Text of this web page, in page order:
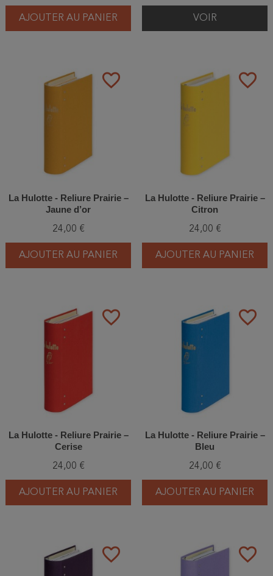
AJOUTER AU PANIER VOIR
favorite_border
La Hulotte - Reliure Prairie –
Jaune d’or
24,00 €
AJOUTER AU PANIER
favorite_border
La Hulotte - Reliure Prairie –
Citron
24,00 €
AJOUTER AU PANIER
favorite_border
La Hulotte - Reliure Prairie –
Cerise
24,00 €
AJOUTER AU PANIER
favorite_border
La Hulotte - Reliure Prairie –
Bleu
24,00 €
AJOUTER AU PANIER
favorite_border favorite_border